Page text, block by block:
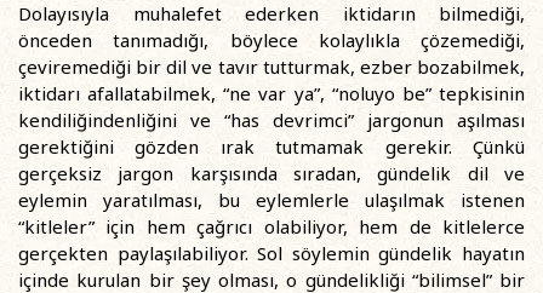
Dolayısıyla muhalefet ederken iktidarın bilmediği,
önceden tanımadığı, böylece kolaylıkla çözemediği,
çeviremediği bir dil ve tavır tutturmak, ezber bozabilmek,
iktidarı afallatabilmek, “ne var ya”, “noluyo be” tepkisinin
kendiliğindenliğini ve “has devrimci” jargonun aşılması
gerektiğini gözden ırak tutmamak gerekir. Çünkü
gerçeksiz jargon karşısında sıradan, gündelik dil ve
eylemin yaratılması, bu eylemlerle ulaşılmak istenen
“kitleler” için hem çağrıcı olabiliyor, hem de kitlelerce
gerçekten paylaşılabiliyor. Sol söylemin gündelik hayatın
içinde kurulan bir şey olması, o gündelikliği “bilimsel” bir